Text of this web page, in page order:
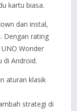
kartu biasa.
dan instal,
Dengan rating
Wonder
di Android.
aturan klasik
strategi di